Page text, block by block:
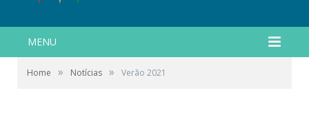
MENU
Home » Notícias » Verão 2021